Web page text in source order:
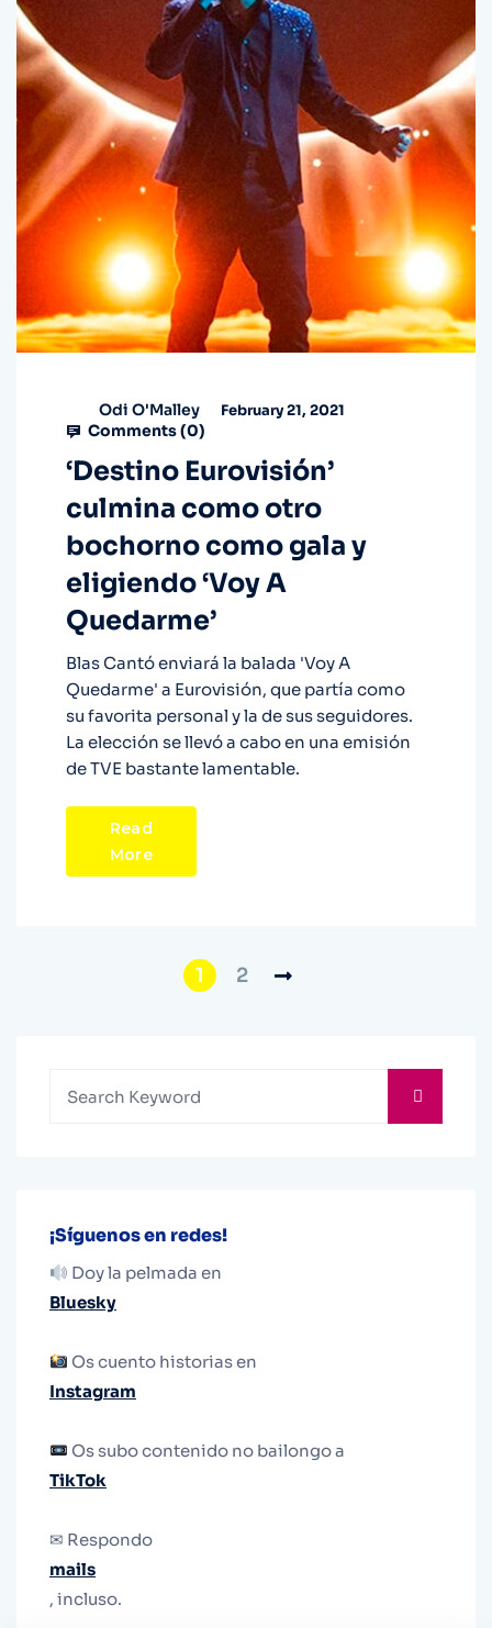
Odi O'Malley February 21, 2021
Comments (0)
‘Destino Eurovisión’
culmina como otro
bochorno como gala y
eligiendo ‘Voy A
Quedarme’
Blas Cantó enviará la balada 'Voy A
Quedarme' a Eurovisión, que partía como
su favorita personal y la de sus seguidores.
La elección se llevó a cabo en una emisión
de TVE bastante lamentable.
Read
More
1 2
¡Síguenos en redes!
Doy la pelmada en
Bluesky
Os cuento historias en
Instagram
Os subo contenido no bailongo a
TikTok
✉ Respondo
mails
, incluso.